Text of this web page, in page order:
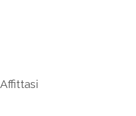
Affittasi